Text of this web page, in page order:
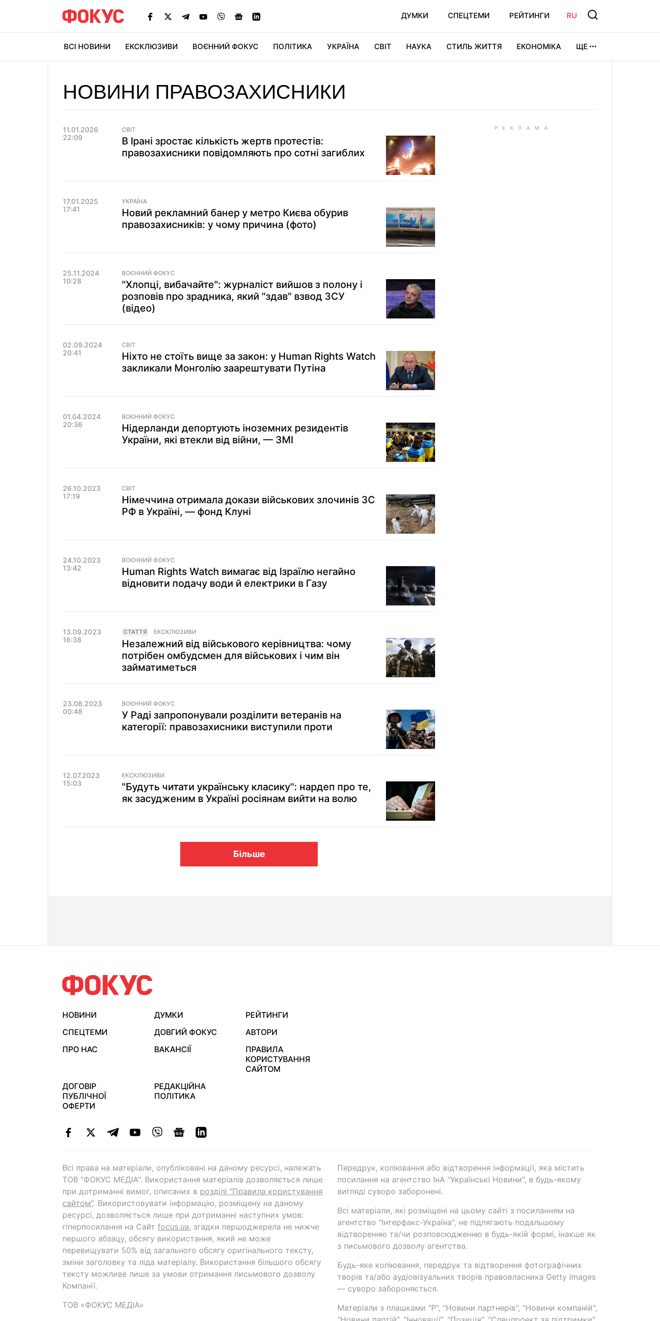
ДУМКИ СПЕЦТЕМИ РЕЙТИНГИ RU
ВСІ НОВИНИ ЕКСКЛЮЗИВИ ВОЄННИЙ ФОКУС ПОЛІТИКА УКРАЇНА СВІТ НАУКА СТИЛЬ ЖИТТЯ ЕКОНОМІКА ЩЕ
НОВИНИ ПРАВОЗАХИСНИКИ
11.01.2026
22:09
СВІТ
В Ірані зростає кількість жертв протестів:
правозахисники повідомляють про сотні загиблих
17.01.2025
17:41
УКРАЇНА
Новий рекламний банер у метро Києва обурив
правозахисників: у чому причина (фото)
25.11.2024
10:28
ВОЄННИЙ ФОКУС
"Хлопці, вибачайте": журналіст вийшов з полону і
розповів про зрадника, який "здав" взвод ЗСУ
(відео)
02.09.2024
20:41
СВІТ
Ніхто не стоїть вище за закон: у Human Rights Watch
закликали Монголію заарештувати Путіна
01.04.2024
20:36
ВОЄННИЙ ФОКУС
Нідерланди депортують іноземних резидентів
України, які втекли від війни, — ЗМІ
26.10.2023
17:19
СВІТ
Німеччина отримала докази військових злочинів ЗС
РФ в Україні, — фонд Клуні
24.10.2023
13:42
ВОЄННИЙ ФОКУС
Human Rights Watch вимагає від Ізраїлю негайно
відновити подачу води й електрики в Газу
13.09.2023
16:38
СТАТТЯ ЕКСКЛЮЗИВИ
Незалежний від військового керівництва: чому
потрібен омбудсмен для військових і чим він
займатиметься
23.08.2023
00:48
ВОЄННИЙ ФОКУС
У Раді запропонували розділити ветеранів на
категорії: правозахисники виступили проти
12.07.2023
15:03
ЕКСКЛЮЗИВИ
"Будуть читати українську класику": нардеп про те,
як засудженим в Україні росіянам вийти на волю
Більше
НОВИНИ ДУМКИ
РЕЙТИНГИ
СПЕЦТЕМИ
ДОВГИЙ ФОКУС
АВТОРИ
ПРО НАС
ВАКАНСІЇ
ПРАВИЛА
КОРИСТУВАННЯ
САЙТОМ
ДОГОВІР
ПУБЛІЧНОЇ
ОФЕРТИ
РЕДАКЦІЙНА
ПОЛІТИКА
Всі права на матеріали, опубліковані на даному ресурсі, належать
ТОВ "ФОКУС МЕДІА". Використання матеріалів дозволяється лише
при дотриманні вимог, описаних в розділі "Правила користування
сайтом". Використовувати інформацію, розміщену на даному
ресурсі, дозволяється лише при дотриманні наступних умов:
гіперпосилання на Cайт focus.ua, згадки першоджерела не нижче
першого абзацу, обсягу використання, який не може
перевищувати 50% від загального обсягу оригінального тексту,
зміни заголовку та ліда матеріалу. Використання більшого обсягу
тексту можливе лише за умови отримання письмового дозволу
Компанії.
ТОВ «ФОКУС МЕДІА»
Передрук, копіювання або відтворення інформації, яка містить
посилання на агентство ІнА "Українські Новини", в будь-якому
вигляді суворо заборонені.
Всі матеріали, які розміщені на цьому сайті з посиланням на
агентство "Інтерфакс-Україна", не підлягають подальшому
відтворенню та/чи розповсюдженню в будь-якій формі, інакше як
з письмового дозволу агентства.
Будь-яке копіювання, передрук та відтворення фотографічних
творів та/або аудіовізуальних творів правовласника Getty Images
— суворо забороняється.
Матеріали з плашками "Р", "Новини партнерів", "Новини компаній",